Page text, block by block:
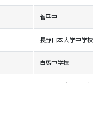
菅平中
長野日本大学中学校
白馬中学校
長野日本大学中学校